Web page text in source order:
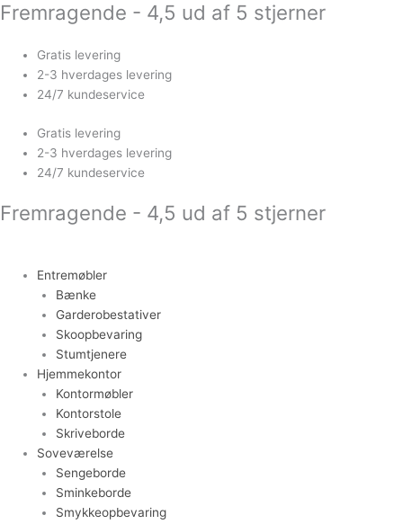
Gå
indholdet
Fremragende - 4,5 ud af 5 stjerner
Gratis levering
2-3 hverdages levering
24/7 kundeservice
Gratis levering
2-3 hverdages levering
24/7 kundeservice
Fremragende - 4,5 ud af 5 stjerner
Entremøbler
Bænke
Garderobestativer
Skoopbevaring
Stumtjenere
Hjemmekontor
Kontormøbler
Kontorstole
Skriveborde
Soveværelse
Sengeborde
Sminkeborde
Smykkeopbevaring